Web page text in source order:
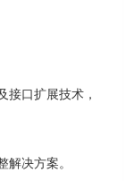
接口扩展技术，
解决方案。